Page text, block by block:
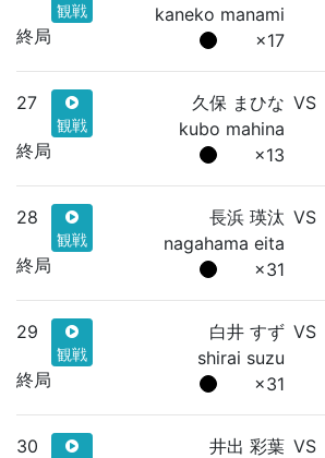
観戦
終局
kaneko manami
×17
27
観戦
終局
久保 まひな
kubo mahina
×13
VS
28
観戦
終局
長浜 瑛汰
nagahama eita
×31
VS
29
観戦
終局
白井 すず
shirai suzu
×31
VS
30
井出 彩葉 VS